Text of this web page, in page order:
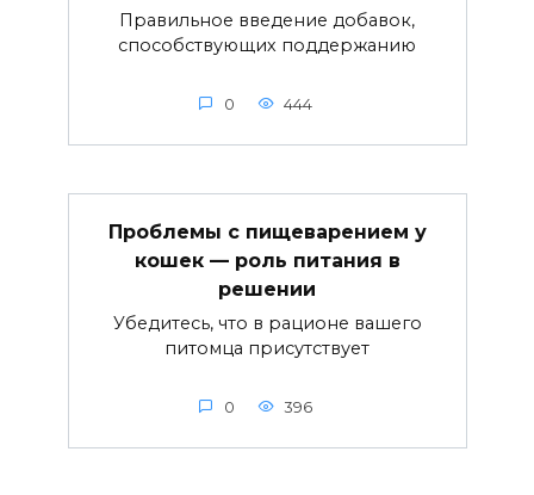
Правильное введение добавок,
способствующих поддержанию
0 444
Проблемы с пищеварением у
кошек — роль питания в
решении
Убедитесь, что в рационе вашего
питомца присутствует
0 396